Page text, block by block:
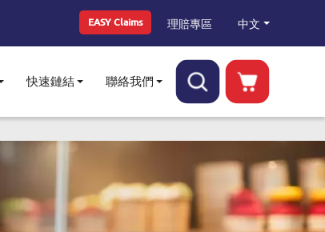
Top Menu
EASY Claims 理賠專區 中文
Toggle submenu
快速鏈結
Toggle submenu
聯絡我們
Toggle submenu